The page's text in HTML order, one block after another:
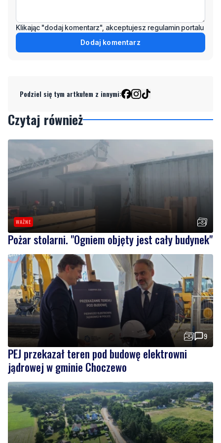
Czytaj również
Pożar stolarni. "Ogniem objęty jest cały budynek"
9
PEJ przekazał teren pod budowę elektrowni
jądrowej w gminie Choczewo
2